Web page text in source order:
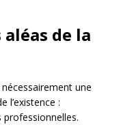
de la
une
l’existence :